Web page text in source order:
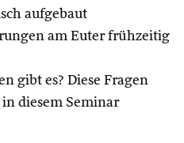
aufgebaut
am Euter frühzeitig
gibt es? Diese Fragen
diesem Seminar